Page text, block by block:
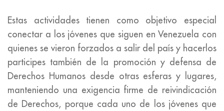
Estas actividades tienen como objetivo especial
conectar a los jóvenes que siguen en Venezuela con
quienes se vieron forzados a salir del país y hacerlos
participes también de la promoción y defensa de
Derechos Humanos desde otras esferas y lugares,
manteniendo una exigencia firme de reivindicación
de Derechos, porque cada uno de los jóvenes que